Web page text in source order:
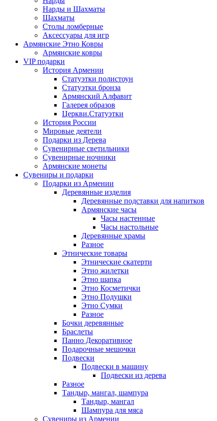
Нарды и Шахматы
Шахматы
Столы ломберные
Аксессуары для игр
Армянские Этно Ковры
Армянские ковры
VIP подарки
История Армении
Статуэтки полистоун
Статуэтки бронза
Армянский Алфавит
Галерея образов
Церкви.Статуэтки
История России
Мировые деятели
Подарки из Дерева
Сувенирные светильники
Сувенирные ночники
Армянские монеты
Сувениры и подарки
Подарки из Армении
Деревянные изделия
Деревянные подставки для напитков
Армянские часы
Часы настенные
Часы настольные
Деревянные храмы
Разное
Этнические товары
Этнические скатерти
Этно жилетки
Этно шапка
Этно Косметички
Этно Подушки
Этно Сумки
Разное
Бочки деревянные
Браслеты
Панно Декоративное
Подарочные мешочки
Подвески
Подвески в машину
Подвески из дерева
Разное
Тандыр, мангал, шампура
Тандыр, мангал
Шампура для мяса
Сувениры из Армении